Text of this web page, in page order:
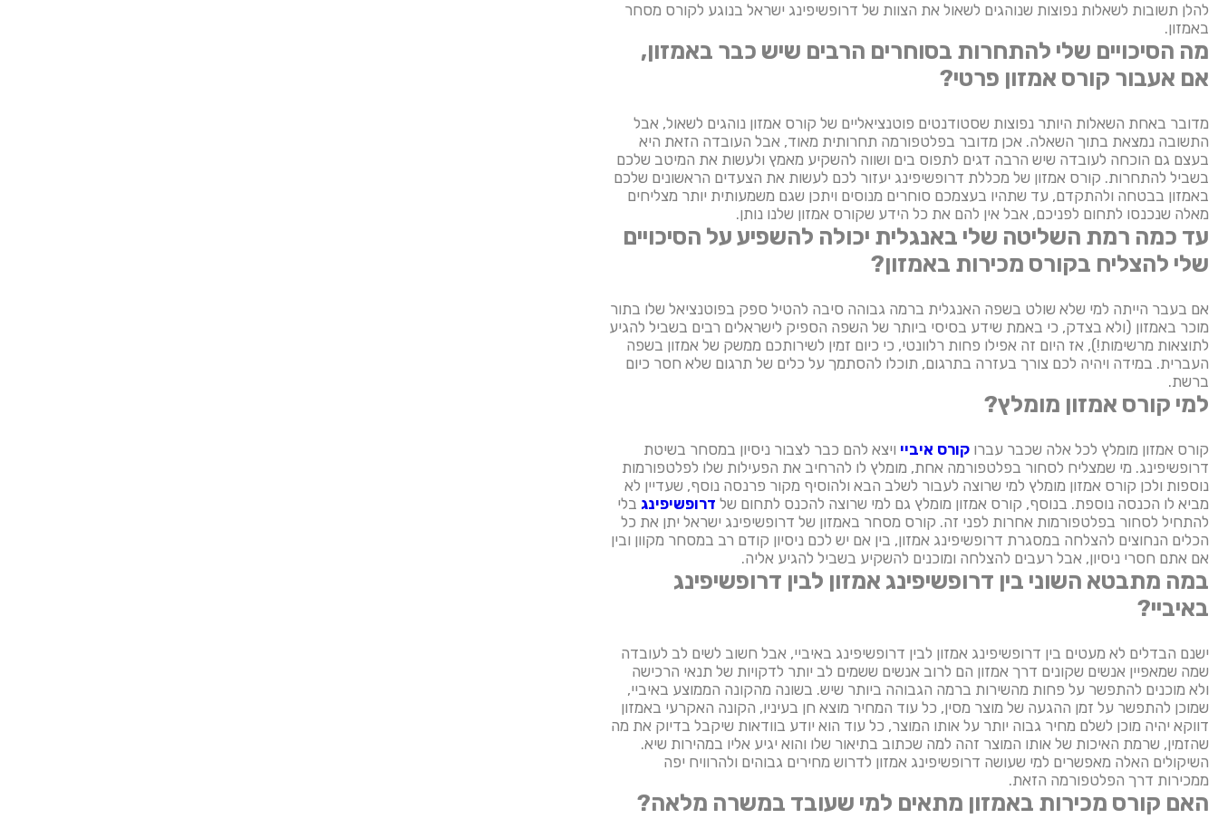
להלן תשובות לשאלות נפוצות שנוהגים לשאול את הצוות של דרופשיפינג ישראל בנוגע לקורס מסחר
באמזון.
מה הסיכויים שלי להתחרות בסוחרים הרבים שיש כבר באמזון,
אם אעבור קורס אמזון פרטי?
מדובר באחת השאלות היותר נפוצות שסטודנטים פוטנציאליים של קורס אמזון נוהגים לשאול, אבל
התשובה נמצאת בתוך השאלה. אכן מדובר בפלטפורמה תחרותית מאוד, אבל העובדה הזאת היא
בעצם גם הוכחה לעובדה שיש הרבה דגים לתפוס בים ושווה להשקיע מאמץ ולעשות את המיטב שלכם
בשביל להתחרות. קורס אמזון של מכללת דרופשיפינג יעזור לכם לעשות את הצעדים הראשונים שלכם
באמזון בבטחה ולהתקדם, עד שתהיו בעצמכם סוחרים מנוסים ויתכן שגם משמעותית יותר מצליחים
מאלה שנכנסו לתחום לפניכם, אבל אין להם את כל הידע שקורס אמזון שלנו נותן.
עד כמה רמת השליטה שלי באנגלית יכולה להשפיע על הסיכויים
שלי להצליח בקורס מכירות באמזון?
אם בעבר הייתה למי שלא שולט בשפה האנגלית ברמה גבוהה סיבה להטיל ספק בפוטנציאל שלו בתור
מוכר באמזון (ולא בצדק, כי באמת שידע בסיסי ביותר של השפה הספיק לישראלים רבים בשביל להגיע
לתוצאות מרשימות!), אז היום זה אפילו פחות רלוונטי, כי כיום זמין לשירותכם ממשק של אמזון בשפה
העברית. במידה ויהיה לכם צורך בעזרה בתרגום, תוכלו להסתמך על כלים של תרגום שלא חסר כיום
ברשת.
למי קורס אמזון מומלץ?
קורס אמזון מומלץ לכל אלה שכבר עברו קורס איביי ויצא להם כבר לצבור ניסיון במסחר בשיטת
דרופשיפינג. מי שמצליח לסחור בפלטפורמה אחת, מומלץ לו להרחיב את הפעילות שלו לפלטפורמות
נוספות ולכן קורס אמזון מומלץ למי שרוצה לעבור לשלב הבא ולהוסיף מקור פרנסה נוסף, שעדיין לא
מביא לו הכנסה נוספת. בנוסף, קורס אמזון מומלץ גם למי שרוצה להכנס לתחום של דרופשיפינג בלי
להתחיל לסחור בפלטפורמות אחרות לפני זה. קורס מסחר באמזון של דרופשיפינג ישראל יתן את כל
הכלים הנחוצים להצלחה במסגרת דרופשיפינג אמזון, בין אם יש לכם ניסיון קודם רב במסחר מקוון ובין
אם אתם חסרי ניסיון, אבל רעבים להצלחה ומוכנים להשקיע בשביל להגיע אליה.
במה מתבטא השוני בין דרופשיפינג אמזון לבין דרופשיפינג
באיביי?
ישנם הבדלים לא מעטים בין דרופשיפינג אמזון לבין דרופשיפינג באיביי, אבל חשוב לשים לב לעובדה
שמה שמאפיין אנשים שקונים דרך אמזון הם לרוב אנשים ששמים לב יותר לדקויות של תנאי הרכישה
ולא מוכנים להתפשר על פחות מהשירות ברמה הגבוהה ביותר שיש. בשונה מהקונה הממוצע באיביי,
שמוכן להתפשר על זמן ההגעה של מוצר מסין, כל עוד המחיר מוצא חן בעיניו, הקונה האקרעי באמזון
דווקא יהיה מוכן לשלם מחיר גבוה יותר על אותו המוצר, כל עוד הוא יודע בוודאות שיקבל בדיוק את מה
שהזמין, שרמת האיכות של אותו המוצר זהה למה שכתוב בתיאור שלו והוא יגיע אליו במהירות שיא.
השיקולים האלה מאפשרים למי שעושה דרופשיפינג אמזון לדרוש מחירים גבוהים ולהרוויח יפה
ממכירות דרך הפלטפורמה הזאת.
האם קורס מכירות באמזון מתאים למי שעובד במשרה מלאה?